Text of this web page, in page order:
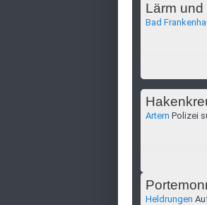
Lärm
Bad
Artern Polizei
Heldrungen